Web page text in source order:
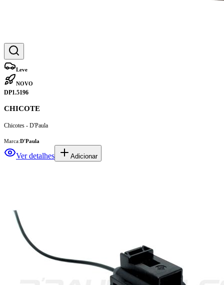
Leve
NOVO
DP1.5196
CHICOTE
Chicotes - D'Paula
Marca:D'Paula
Ver detalhes Adicionar